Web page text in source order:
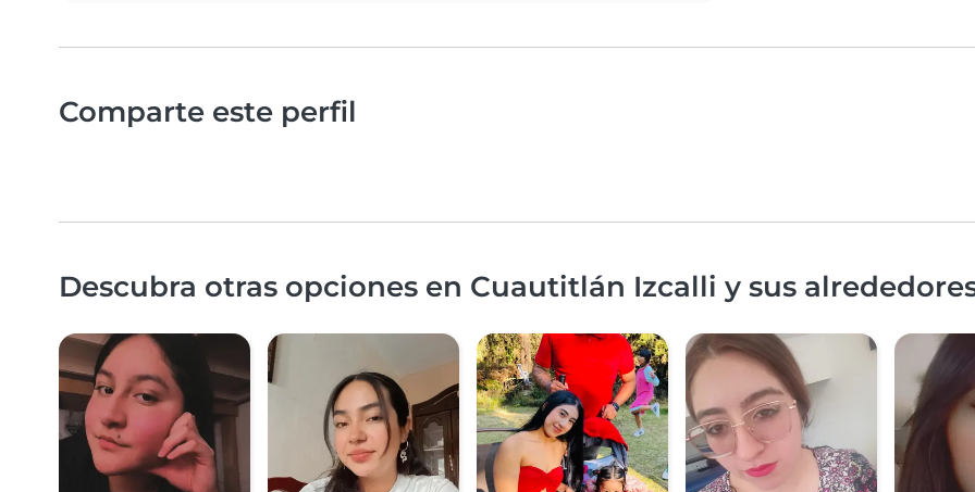
Comparte este perfil
Descubra otras opciones en Cuautitlán Izcalli y sus